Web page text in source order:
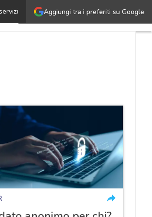
Aggiungi tra i preferiti su Google